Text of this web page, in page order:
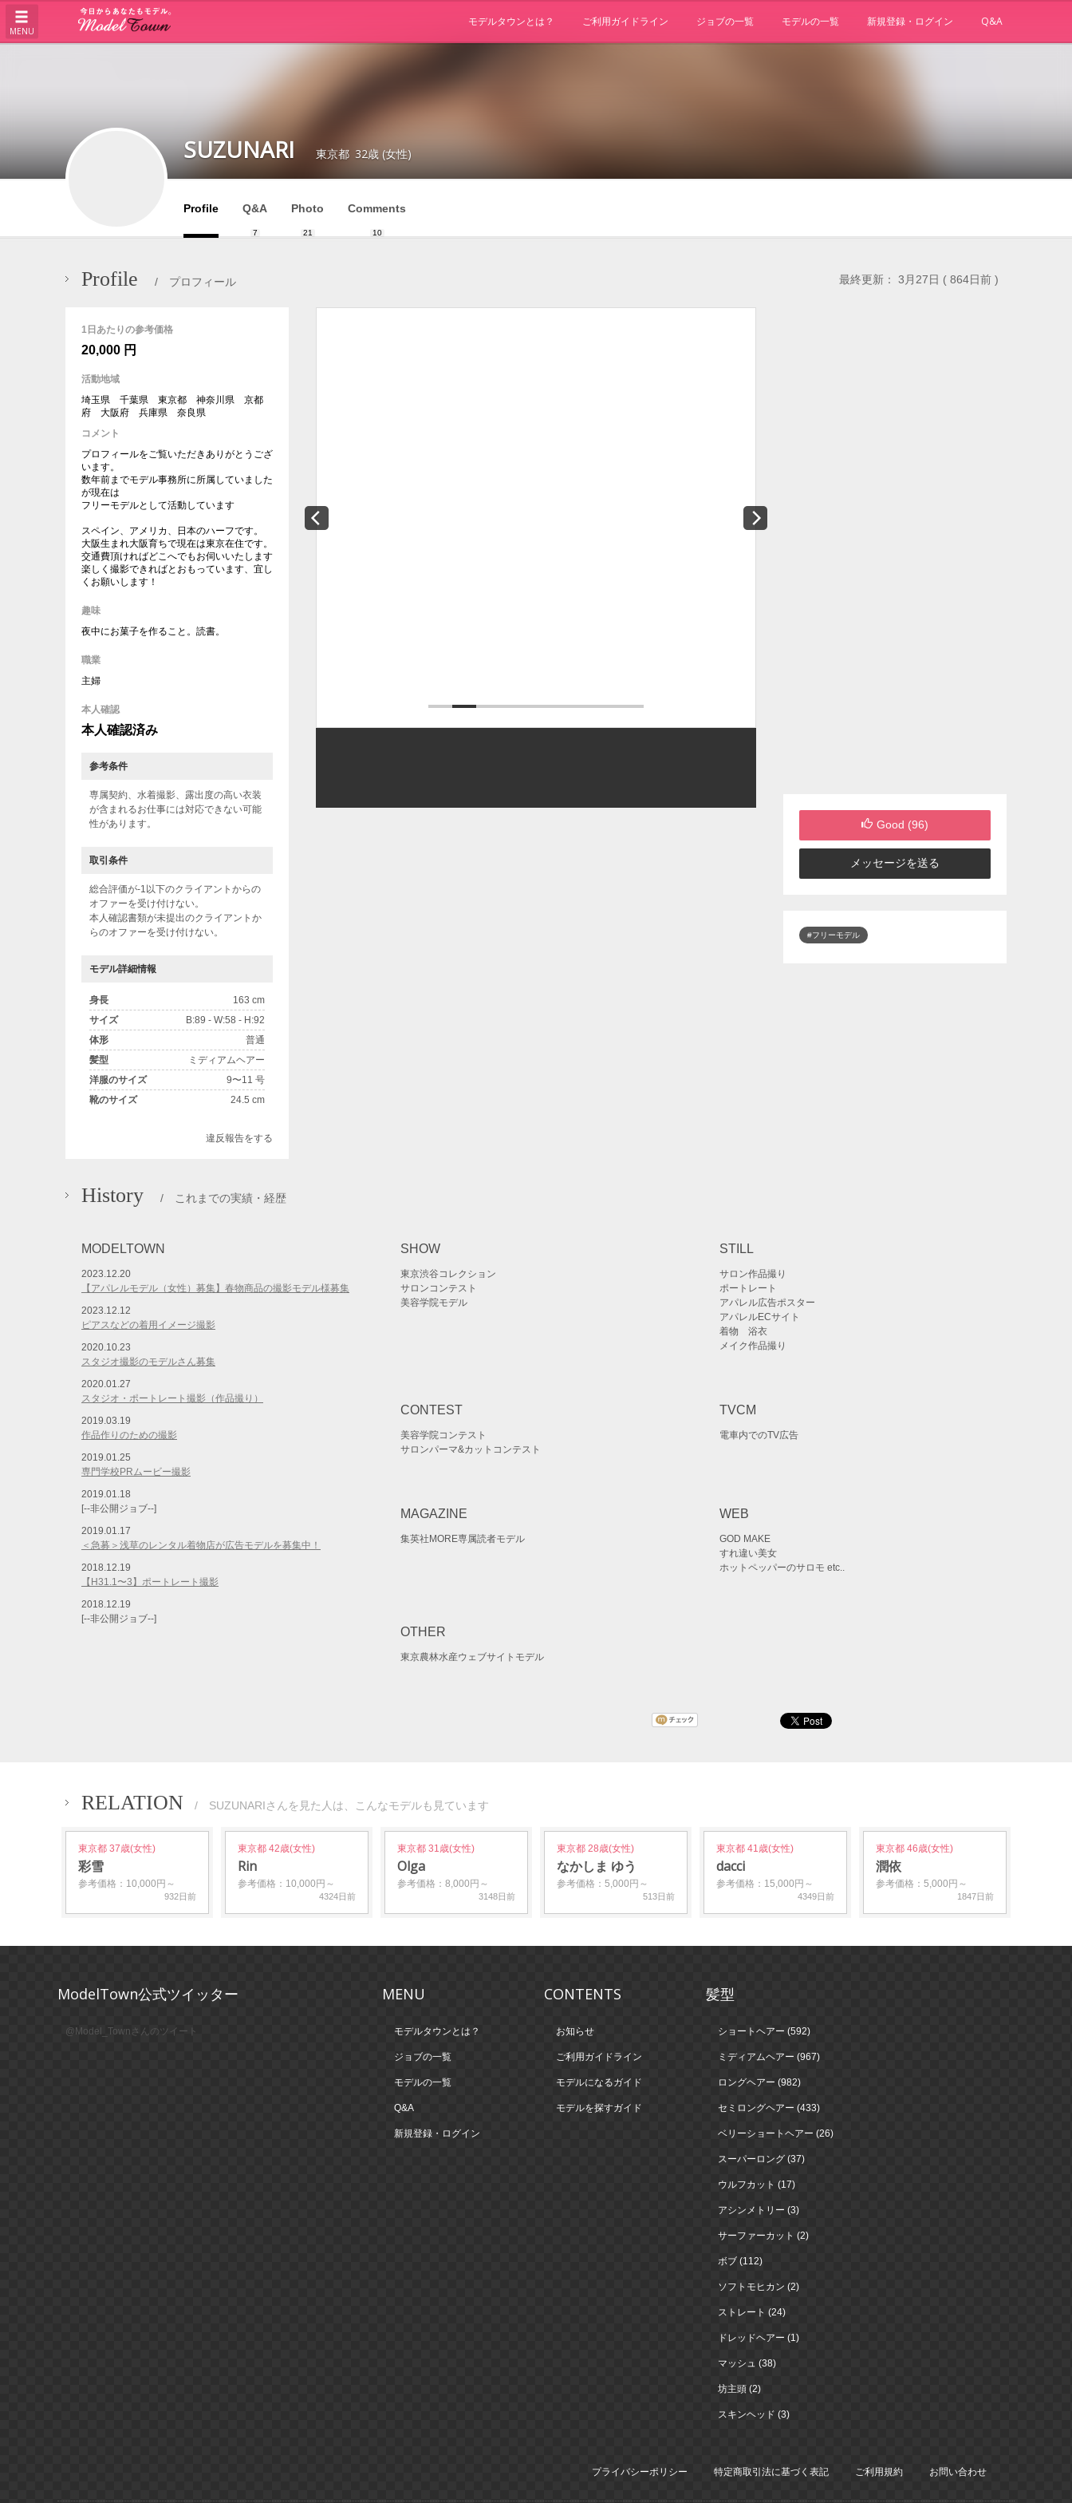
MENU
モデルタウンとは？ ご利用ガイドライン ジョブの一覧 モデルの一覧 新規登録・ログイン Q&A
SUZUNARI 東京都 32歳 (女性)
Profile Q&A
7
Photo
21
Comments
10
Profile / プロフィール 最終更新： 3月27日 ( 864日前 )
1日あたりの参考価格
20,000 円
活動地域
埼玉県 千葉県 東京都 神奈川県 京都
府 大阪府 兵庫県 奈良県
コメント
プロフィールをご覧いただきありがとうござ
います。
数年前までモデル事務所に所属していました
が現在は
フリーモデルとして活動しています
スペイン、アメリカ、日本のハーフです。
大阪生まれ大阪育ちで現在は東京在住です。
交通費頂ければどこへでもお伺いいたします
楽しく撮影できればとおもっています、宜し
くお願いします！
趣味
夜中にお菓子を作ること。読書。
職業
主婦
本人確認
本人確認済み
参考条件
専属契約、水着撮影、露出度の高い衣装
が含まれるお仕事には対応できない可能
性があります。
取引条件
総合評価が-1以下のクライアントからの
オファーを受け付けない。
本人確認書類が未提出のクライアントか
らのオファーを受け付けない。
モデル詳細情報
身長
163 cm
サイズ
B:89 - W:58 - H:92
体形
普通
髪型
ミディアムヘアー
洋服のサイズ
9〜11 号
靴のサイズ
24.5 cm
違反報告をする
Good (96)
メッセージを送る
#フリーモデル
History / これまでの実績・経歴
MODELTOWN
2023.12.20
【アパレルモデル（女性）募集】春物商品の撮影モデル様募集
2023.12.12
ピアスなどの着用イメージ撮影
2020.10.23
スタジオ撮影のモデルさん募集
2020.01.27
スタジオ・ポートレート撮影（作品撮り）
2019.03.19
作品作りのための撮影
2019.01.25
専門学校PRムービー撮影
2019.01.18
[--非公開ジョブ--]
2019.01.17
＜急募＞浅草のレンタル着物店が広告モデルを募集中！
2018.12.19
【H31.1〜3】ポートレート撮影
2018.12.19
[--非公開ジョブ--]
SHOW
東京渋谷コレクション
サロンコンテスト
美容学院モデル
STILL
サロン作品撮り
ポートレート
アパレル広告ポスター
アパレルECサイト
着物 浴衣
メイク作品撮り
CONTEST
美容学院コンテスト
サロンパーマ&カットコンテスト
TVCM
電車内でのTV広告
MAGAZINE
集英社MORE専属読者モデル
WEB
GOD MAKE
すれ違い美女
ホットペッパーのサロモ etc..
OTHER
東京農林水産ウェブサイトモデル
RELATION / SUZUNARIさんを見た人は、こんなモデルも見ています
東京都 37歳(女性)
彩雪
参考価格：10,000円～
932日前
東京都 42歳(女性)
Rin
参考価格：10,000円～
4324日前
東京都 31歳(女性)
Olga
参考価格：8,000円～
3148日前
東京都 28歳(女性)
なかしま ゆう
参考価格：5,000円～
513日前
東京都 41歳(女性)
dacci
参考価格：15,000円～
4349日前
東京都 46歳(女性)
潤依
参考価格：5,000円～
1847日前
ModelTown公式ツイッター
@Model_Townさんのツイート
MENU
モデルタウンとは？
ジョブの一覧
モデルの一覧
Q&A
新規登録・ログイン
CONTENTS
お知らせ
ご利用ガイドライン
モデルになるガイド
モデルを探すガイド
髪型
ショートヘアー (592)
ミディアムヘアー (967)
ロングヘアー (982)
セミロングヘアー (433)
ベリーショートヘアー (26)
スーパーロング (37)
ウルフカット (17)
アシンメトリー (3)
サーファーカット (2)
ボブ (112)
ソフトモヒカン (2)
ストレート (24)
ドレッドヘアー (1)
マッシュ (38)
坊主頭 (2)
スキンヘッド (3)
プライバシーポリシー 特定商取引法に基づく表記 ご利用規約 お問い合わせ